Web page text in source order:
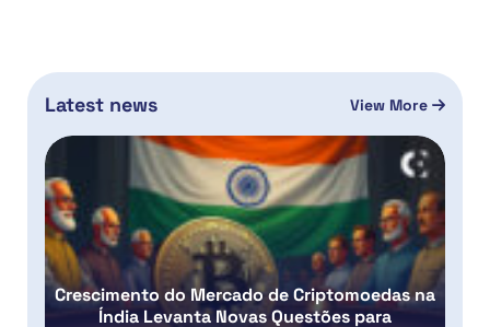
Latest news View More
Crescimento do Mercado de Criptomoedas na
Índia Levanta Novas Questões para